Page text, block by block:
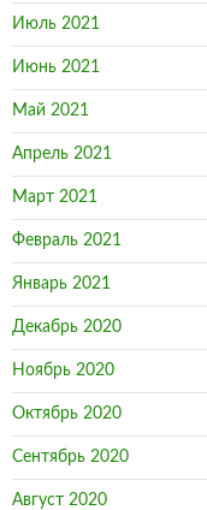
Июль 2021
Июнь 2021
Май 2021
Апрель 2021
Март 2021
Февраль 2021
Январь 2021
Декабрь 2020
Ноябрь 2020
Октябрь 2020
Сентябрь 2020
Август 2020